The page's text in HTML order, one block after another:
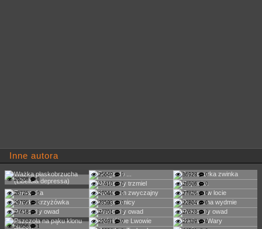
Inne autora
26208 0
25649 0 36928 0
27410 0 26506 0
26725 0 27044 0 27826 0
29795 0 23593 0 22804 0
27418 0 27701 0 27623 0
27956 1
22491 0 22339 0